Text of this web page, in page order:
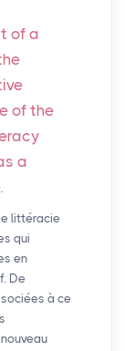
of a
of the
a
littéracie
qui
en
De
à ce